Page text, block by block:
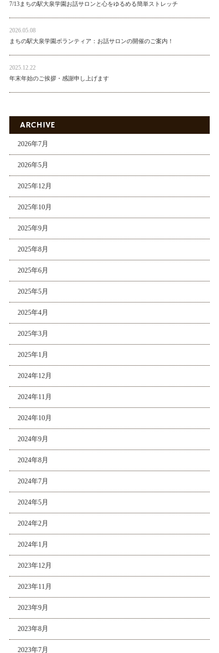
7/13まちの駅大泉学園お話サロンと心をゆるめる簡単ストレッチ
2026.05.08
まちの駅大泉学園ボランティア：お話サロンの開催のご案内！
2025.12.22
年末年始のご挨拶・感謝申し上げます
ARCHIVE
2026年7月
2026年5月
2025年12月
2025年10月
2025年9月
2025年8月
2025年6月
2025年5月
2025年4月
2025年3月
2025年1月
2024年12月
2024年11月
2024年10月
2024年9月
2024年8月
2024年7月
2024年5月
2024年2月
2024年1月
2023年12月
2023年11月
2023年9月
2023年8月
2023年7月